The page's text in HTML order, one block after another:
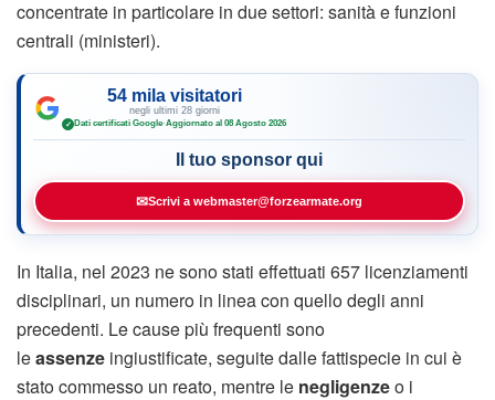
concentrate in particolare in due settori: sanità e funzioni
centrali (ministeri).
54 mila visitatori
negli ultimi 28 giorni
✓ Dati certificati Google·Aggiornato al 08 Agosto 2026
Il tuo sponsor qui
✉Scrivi a webmaster@forzearmate.org
In Italia, nel 2023 ne sono stati effettuati 657 licenziamenti
disciplinari, un numero in linea con quello degli anni
precedenti. Le cause più frequenti sono
leassenze ingiustificate, seguite dalle fattispecie in cui è
stato commesso un reato, mentre le negligenzeo i